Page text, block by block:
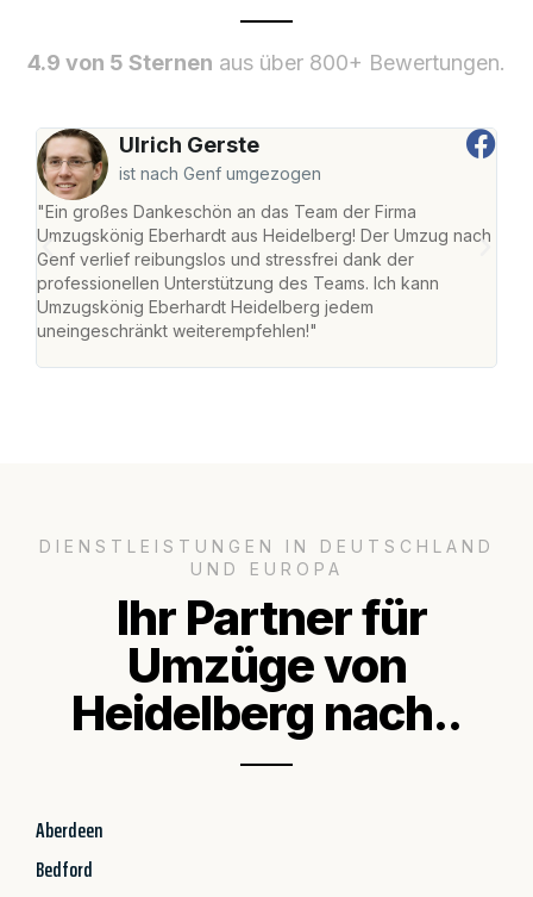
4.9 von 5 Sternen aus über 800+ Bewertungen.
Ulrich Gerste
ist nach Genf umgezogen
"Ein großes Dankeschön an das Team der Firma
Umzugskönig Eberhardt aus Heidelberg! Der Umzug nach
Genf verlief reibungslos und stressfrei dank der
professionellen Unterstützung des Teams. Ich kann
Umzugskönig Eberhardt Heidelberg jedem
uneingeschränkt weiterempfehlen!"
DIENSTLEISTUNGEN IN DEUTSCHLAND
UND EUROPA
Ihr Partner für
Umzüge von
Heidelberg nach..
Aberdeen
Bedford